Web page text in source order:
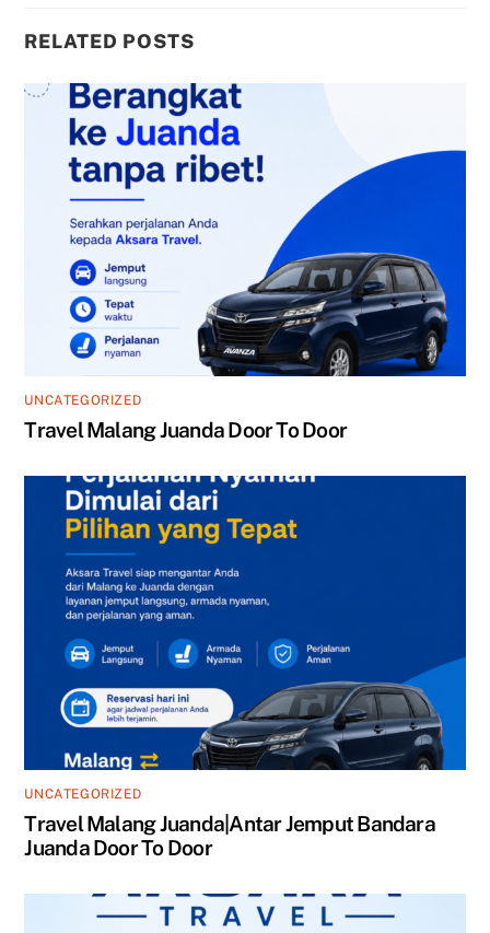
RELATED POSTS
UNCATEGORIZED
Travel Malang Juanda Door To Door
UNCATEGORIZED
Travel Malang Juanda|Antar Jemput Bandara
Juanda Door To Door